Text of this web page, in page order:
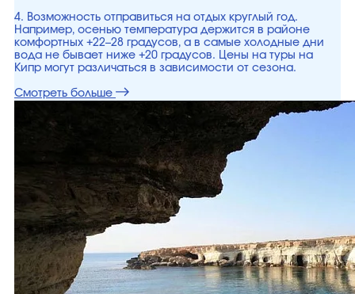
4. Возможность отправиться на отдых круглый год.
Например, осенью температура держится в районе
комфортных +22–28 градусов, а в самые холодные дни
вода не бывает ниже +20 градусов. Цены на туры на
Кипр могут различаться в зависимости от сезона.
Смотреть больше